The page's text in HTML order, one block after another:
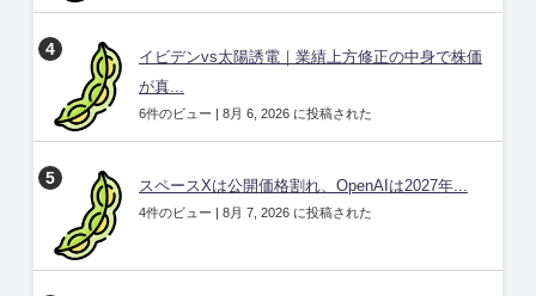
イビデンvs太陽誘電｜業績上方修正の中身で株価
が真...
6件のビュー | 8月 6, 2026 に投稿された
スペースXは公開価格割れ、OpenAIは2027年...
4件のビュー | 8月 7, 2026 に投稿された